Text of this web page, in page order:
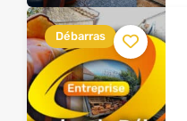
Débarras